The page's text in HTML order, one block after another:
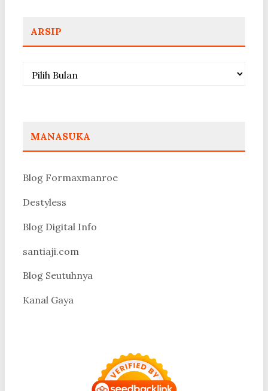
ARSIP
Arsip
MANASUKA
Blog Formaxmanroe
Destyless
Blog Digital Info
santiaji.com
Blog Seutuhnya
Kanal Gaya